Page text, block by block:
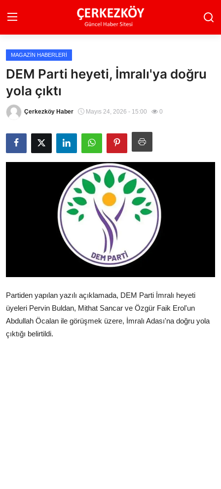
Ana Sayfa
Son Dakika
Ekonomi Haberleri
Magazin Haberleri
Spor Haberleri
Teknoloji Haberleri
Dünya Haberleri
MAGAZIN HABERLERI
DEM Parti heyeti, İmralı'ya doğru
yola çıktı
Çerkezköy Haber Mayıs 24, 2026 - 15:00 0
Partiden yapılan yazılı açıklamada, DEM Parti İmralı heyeti
üyeleri Pervin Buldan, Mithat Sancar ve Özgür Faik Erol'un
Abdullah Öcalan ile görüşmek üzere, İmralı Adası'na doğru yola
çıktığı belirtildi.